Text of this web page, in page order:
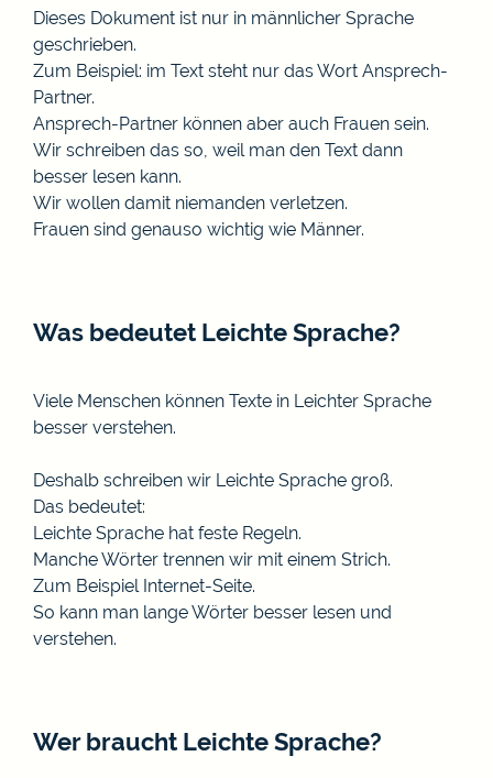
Dieses Dokument ist nur in männlicher Sprache
geschrieben.
Zum Beispiel: im Text steht nur das Wort Ansprech-
Partner.
Ansprech-Partner können aber auch Frauen sein.
Wir schreiben das so, weil man den Text dann
besser lesen kann.
Wir wollen damit niemanden verletzen.
Frauen sind genauso wichtig wie Männer.
Was bedeutet Leichte Sprache?
Viele Menschen können Texte in Leichter Sprache
besser verstehen.
Deshalb schreiben wir Leichte Sprache groß.
Das bedeutet:
Leichte Sprache hat feste Regeln.
Manche Wörter trennen wir mit einem Strich.
Zum Beispiel Internet-Seite.
So kann man lange Wörter besser lesen und
verstehen.
Wer braucht Leichte Sprache?